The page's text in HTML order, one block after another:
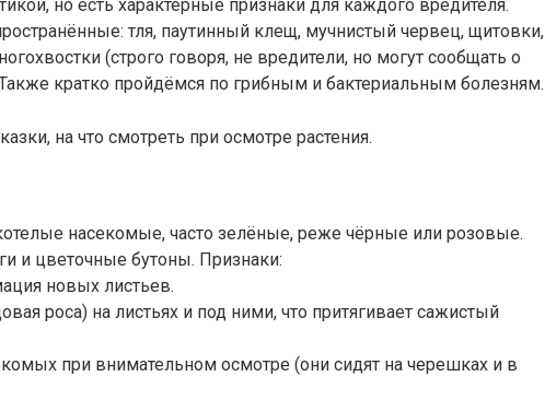
но есть характерные признаки для каждого вредителя.
тля, паутинный клещ, мучнистый червец, щитовки,
(строго говоря, не вредители, но могут сообщать о
кратко пройдёмся по грибным и бактериальным болезням.
на что смотреть при осмотре растения.
насекомые, часто зелёные, реже чёрные или розовые.
и цветочные бутоны. Признаки:
новых листьев.
роса) на листьях и под ними, что притягивает сажистый
при внимательном осмотре (они сидят на черешках и в